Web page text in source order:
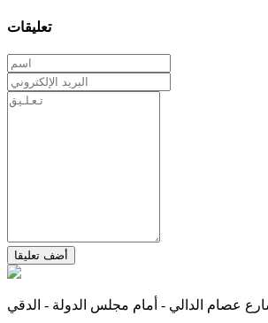
تعليقات
أضف تعليقا